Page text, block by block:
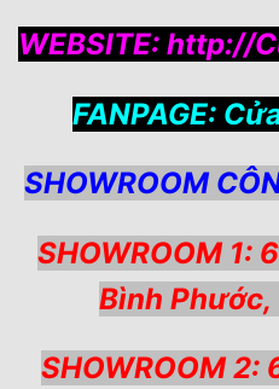
WEBSITE: http://
FANPAGE:
SHOWROOM
SHOWROOM 1:
Bình
SHOWROOM